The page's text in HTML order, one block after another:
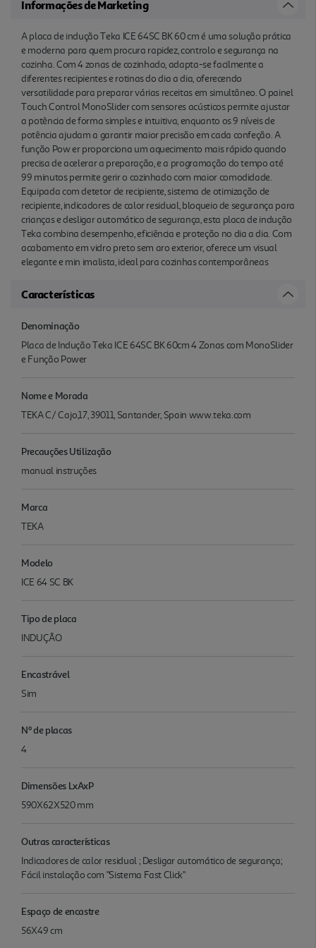
Informações de Marketing
A placa de indução Teka ICE 64SC BK 60 cm é uma solução prática
e moderna para quem procura rapidez, controlo e segurança na
cozinha. Com 4 zonas de cozinhado, adapta-se facilmente a
diferentes recipientes e rotinas do dia a dia, oferecendo
versatilidade para preparar várias receitas em simultâneo. O painel
Touch Control MonoSlider com sensores acústicos permite ajustar
a potência de forma simples e intuitiva, enquanto os 9 níveis de
potência ajudam a garantir maior precisão em cada confeção. A
função Pow er proporciona um aquecimento mais rápido quando
precisa de acelerar a preparação, e a programação do tempo até
99 minutos permite gerir o cozinhado com maior comodidade.
Equipada com detetor de recipiente, sistema de otimização de
recipiente, indicadores de calor residual, bloqueio de segurança para
crianças e desligar automático de segurança, esta placa de indução
Teka combina desempenho, eficiência e proteção no dia a dia. Com
acabamento em vidro preto sem aro exterior, oferece um visual
elegante e min imalista, ideal para cozinhas contemporâneas
Características
Denominação
Placa de Indução Teka ICE 64SC BK 60cm 4 Zonas com MonoSlider
e Função Power
Nome e Morada
TEKA C/ Cajo,17, 39011, Santander, Spain www.teka.com
Precauções Utilização
manual instruções
Marca
TEKA
Modelo
ICE 64 SC BK
Tipo de placa
INDUÇÃO
Encastrável
Sim
Nº de placas
4
Dimensões LxAxP
590X62X520 mm
Outras características
Indicadores de calor residual ; Desligar automático de segurança;
Fácil instalação com "Sistema Fast Click"
Espaço de encastre
56X49 cm